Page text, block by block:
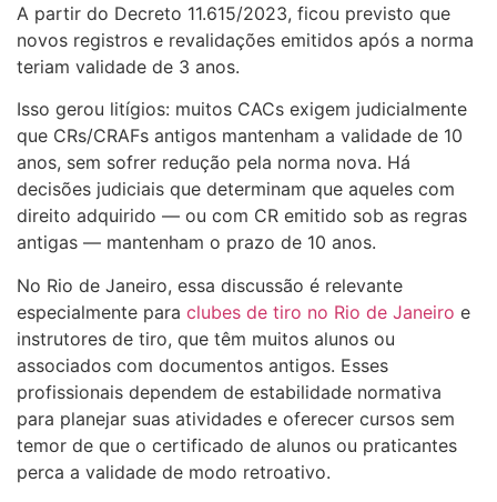
A partir do Decreto 11.615/2023, ficou previsto que
novos registros e revalidações emitidos após a norma
teriam validade de 3 anos.
Isso gerou litígios: muitos CACs exigem judicialmente
que CRs/CRAFs antigos mantenham a validade de 10
anos, sem sofrer redução pela norma nova. Há
decisões judiciais que determinam que aqueles com
direito adquirido — ou com CR emitido sob as regras
antigas — mantenham o prazo de 10 anos.
No Rio de Janeiro, essa discussão é relevante
especialmente para clubes de tiro no Rio de Janeiro e
instrutores de tiro, que têm muitos alunos ou
associados com documentos antigos. Esses
profissionais dependem de estabilidade normativa
para planejar suas atividades e oferecer cursos sem
temor de que o certificado de alunos ou praticantes
perca a validade de modo retroativo.